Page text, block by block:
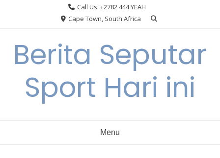
Call Us: +2782 444 YEAH
Cape Town, South Africa
Berita Seputar
Sport Hari ini
Menu